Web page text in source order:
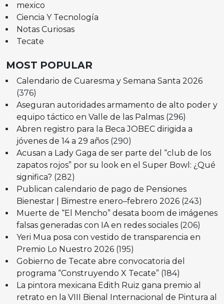
mexico
Ciencia Y Tecnología
Notas Curiosas
Tecate
MOST POPULAR
Calendario de Cuaresma y Semana Santa 2026
(376)
Aseguran autoridades armamento de alto poder y
equipo táctico en Valle de las Palmas (296)
Abren registro para la Beca JOBEC dirigida a
jóvenes de 14 a 29 años (290)
Acusan a Lady Gaga de ser parte del “club de los
zapatos rojos” por su look en el Super Bowl: ¿Qué
significa? (282)
Publican calendario de pago de Pensiones
Bienestar | Bimestre enero–febrero 2026 (243)
Muerte de “El Mencho” desata boom de imágenes
falsas generadas con IA en redes sociales (206)
Yeri Mua posa con vestido de transparencia en
Premio Lo Nuestro 2026 (195)
Gobierno de Tecate abre convocatoria del
programa “Construyendo X Tecate” (184)
La pintora mexicana Edith Ruiz gana premio al
retrato en la VIII Bienal Internacional de Pintura al